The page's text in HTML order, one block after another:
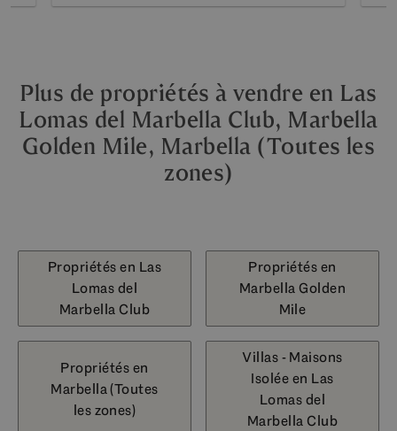
Plus de propriétés à vendre en Las
Lomas del Marbella Club, Marbella
Golden Mile, Marbella (Toutes les
zones)
Propriétés en Las
Lomas del
Marbella Club
Propriétés en
Marbella Golden
Mile
Propriétés en
Marbella (Toutes
les zones)
Villas - Maisons
Isolée en Las
Lomas del
Marbella Club